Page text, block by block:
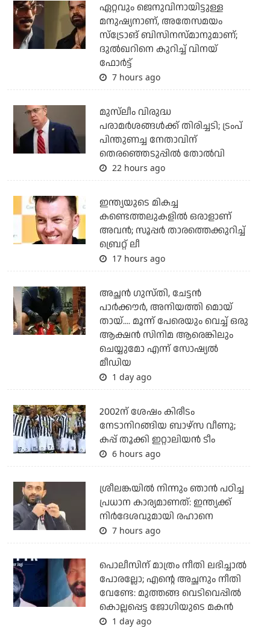
ഏറ്റവും ജെനുവിനായിട്ടുള്ള
മനുഷ്യനാണ്, അതേസമയം
സ്‌ട്രോങ് ബിസിനസ്മാനുമാണ്;
ദുല്‍ഖറിനെ കുറിച്ച് വിനയ്
ഫോര്‍ട്ട്
7 hours ago
മുസ്‌ലീം വിരുദ്ധ
പരാമര്‍ശങ്ങള്‍ക്ക് തിരിച്ചടി; ട്രംപ്
പിന്തുണച്ച നേതാവിന്
തെരഞ്ഞെടുപ്പില്‍ തോല്‍വി
22 hours ago
ഇന്ത്യയുടെ മികച്ച
കണ്ടെത്തലുകളില്‍ ഒരാളാണ്
അവന്‍; സൂപ്പര്‍ താരത്തെക്കുറിച്ച്
ബ്രെറ്റ് ലീ
17 hours ago
അച്ഛന്‍ ഗുസ്തി, ചേട്ടന്‍
പാര്‍ക്കൗര്‍, അനിയത്തി മൊയ്
തായ്.... മൂന്ന് പേരെയും വെച്ച് ഒരു
ആക്ഷന്‍ സിനിമ ആരെങ്കിലും
ചെയ്യുമോ എന്ന് സോഷ്യല്‍
മീഡിയ
1 day ago
2002ന് ശേഷം കിരീടം
നേടാനിറങ്ങിയ ബാഴ്സ വീണു;
കപ്പ് തൂക്കി ഇറ്റാലിയൻ ടീം
6 hours ago
ശ്രീലങ്കയില്‍ നിന്നും ഞാന്‍ പഠിച്ച
പ്രധാന കാര്യമാണത്: ഇന്ത്യക്ക്
നിര്‍ദേശവുമായി രഹാനെ
7 hours ago
പൊലീസിന് മാത്രം നീതി ലഭിച്ചാല്‍
പോരല്ലോ; എന്റെ അച്ഛനും നീതി
വേണ്ടേ: മുത്തങ്ങ വെടിവെപ്പില്‍
കൊല്ലപ്പെട്ട ജോഗിയുടെ മകന്‍
1 day ago